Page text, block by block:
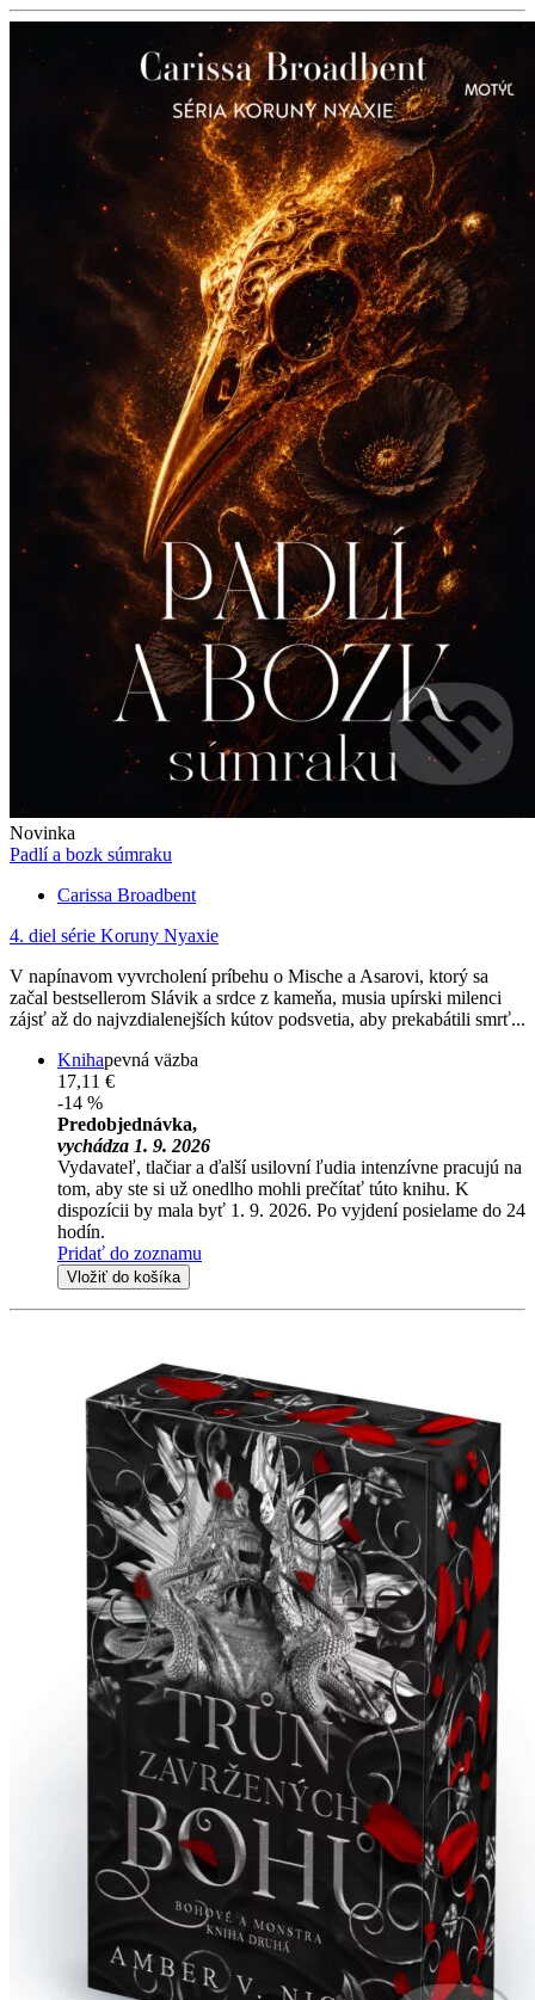
Novinka
Padlí a bozk súmraku
Carissa Broadbent
4. diel série Koruny Nyaxie
V napínavom vyvrcholení príbehu o Mische a Asarovi, ktorý sa
začal bestsellerom Slávik a srdce z kameňa, musia upírski milenci
zájsť až do najvzdialenejších kútov podsvetia, aby prekabátili smrť...
Knihapevná väzba
17,11 €
-14 %
Predobjednávka,
vychádza 1. 9. 2026
Vydavateľ, tlačiar a ďalší usilovní ľudia intenzívne pracujú na
tom, aby ste si už onedlho mohli prečítať túto knihu. K
dispozícii by mala byť 1. 9. 2026. Po vyjdení posielame do 24
hodín.
Pridať do zoznamu
Vložiť do košíka